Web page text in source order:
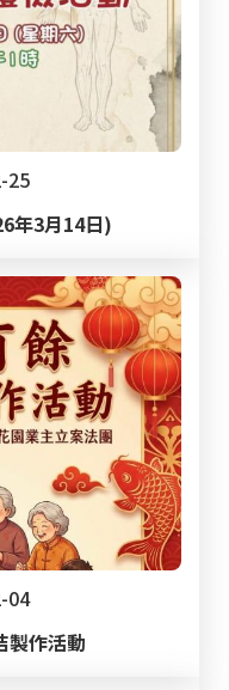
25
年3月14日)
04
製作活動